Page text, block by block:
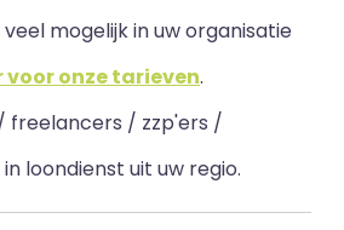
mogelijk in uw organisatie
voor onze tarieven.
freelancers / zzp'ers /
loondienst uit uw regio.